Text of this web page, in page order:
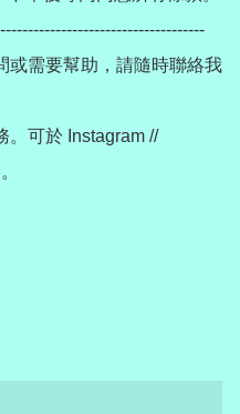
或需要幫助，請隨時聯絡我
。可於 Instagram //